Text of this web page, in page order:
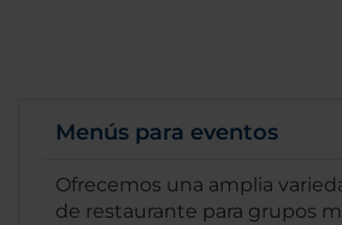
Menús para eventos
Ofrecemos una amplia
de restaurante para grupos